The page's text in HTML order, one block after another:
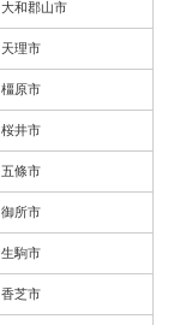
大和郡山市
天理市
橿原市
桜井市
五條市
御所市
生駒市
香芝市